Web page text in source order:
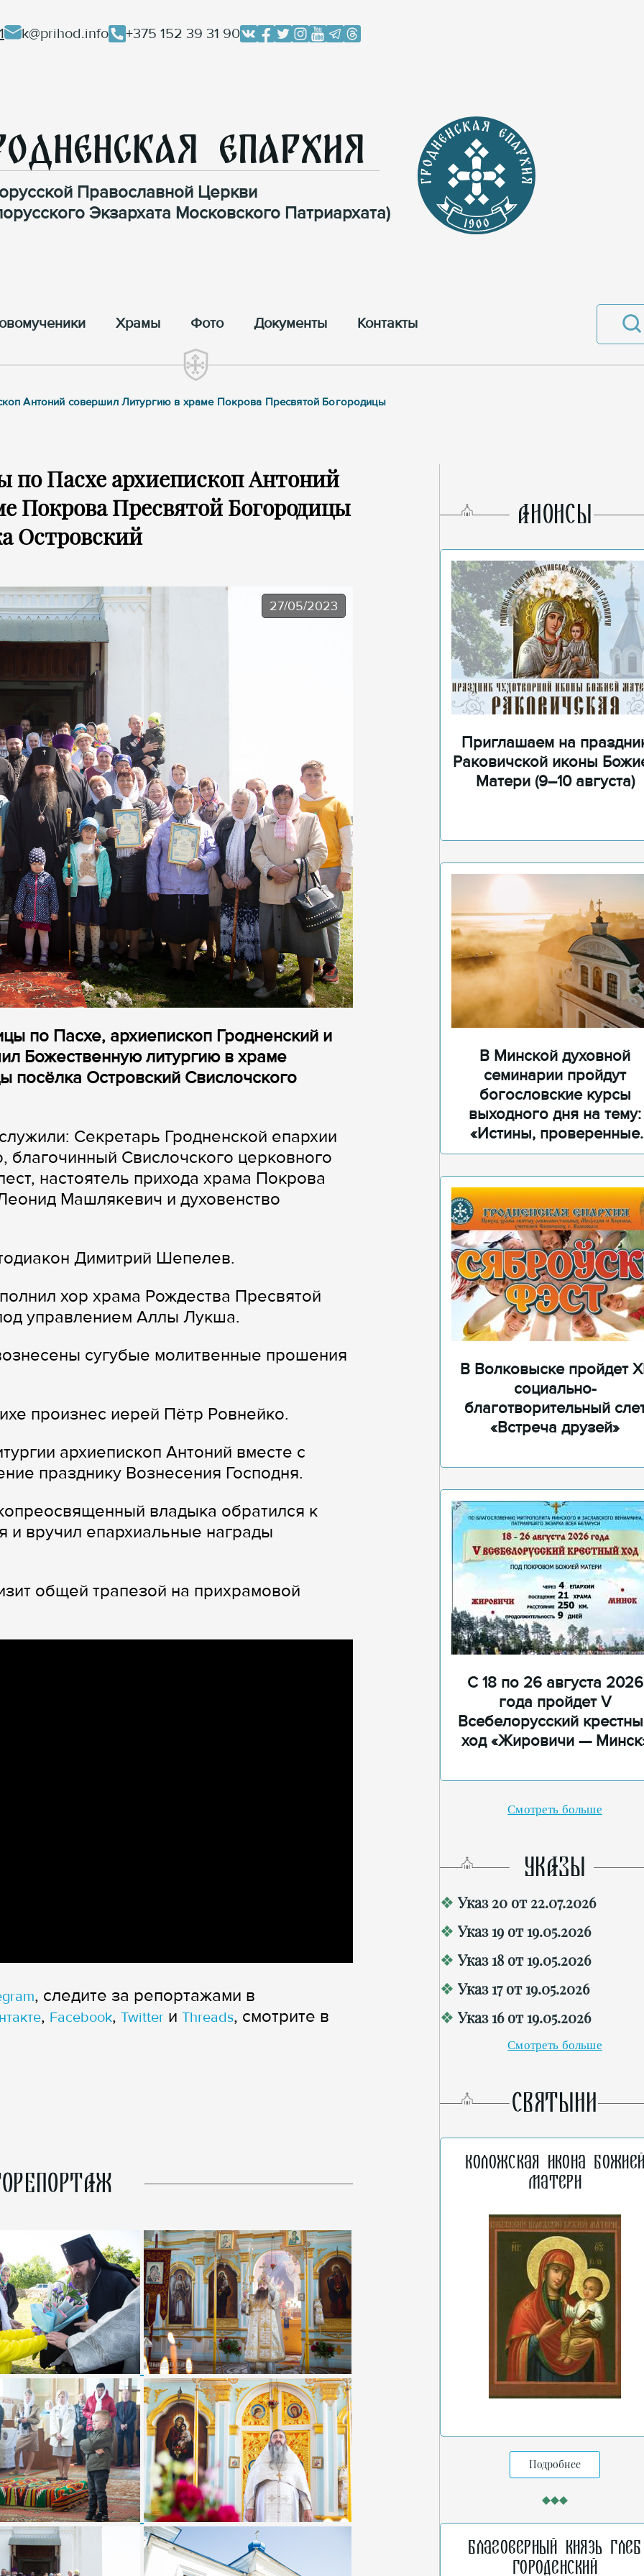
k@prihod.info +375 152 39 31 90
Епархия
Православной Церкви
Экзархата Московского Патриархата)
Храмы Фото Документы Контакты
Антоний совершил Литургию в храме Покрова Пресвятой Богородицы
по Пасхе архиепископ Антоний
Покрова Пресвятой Богородицы
Островский
27/05/2023
по Пасхе, архиепископ Гродненский и
Божественную литургию в храме
посёлка Островский Свислочского
Секретарь Гродненской епархии
Свислочского церковного
настоятель прихода храма Покрова
Машлякевич и духовенство
Димитрий Шепелев.
хор храма Рождества Пресвятой
управлением Аллы Лукша.
сугубые молитвенные прошения
произнес иерей Пётр Ровнейко.
архиепископ Антоний вместе с
празднику Вознесения Господня.
владыка обратился к
вручил епархиальные награды
общей трапезой на прихрамовой
, следите за репортажами в
, Facebook, Twitter и Threads, смотрите в
AНОНСЫ
Приглашаем на
Раковичской иконы
Матери (9–10 августа)
В Минской духовной
семинарии пройдут
богословские курсы
выходного дня на тему:
«Истины, проверенные
временем»
В Волковыске пройдет
социально-
благотворительный
«Встреча друзей»
С 18 по 26 августа 2026
года пройдет V
Всебелорусский
ход «Жировичи —
Смотреть больше
УКАЗЫ
Указ 20 от 22.07.2026
Указ 19 от 19.05.2026
Указ 18 от 19.05.2026
Указ 17 от 19.05.2026
Указ 16 от 19.05.2026
Смотреть больше
СВЯТЫНИ
Коложская икона
Матери
Подробнее
Благоверный князь Глеб
Городенский